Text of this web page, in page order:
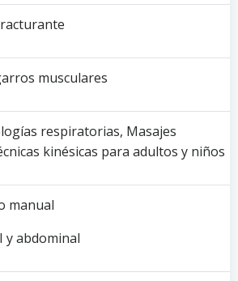
musculares
respiratorias, Masajes
kinésicas para adultos y niños
manual
y abdominal